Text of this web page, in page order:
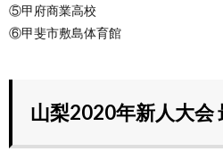
⑤甲府商業高校
⑥甲斐市敷島体育館
山梨2020年新人大会